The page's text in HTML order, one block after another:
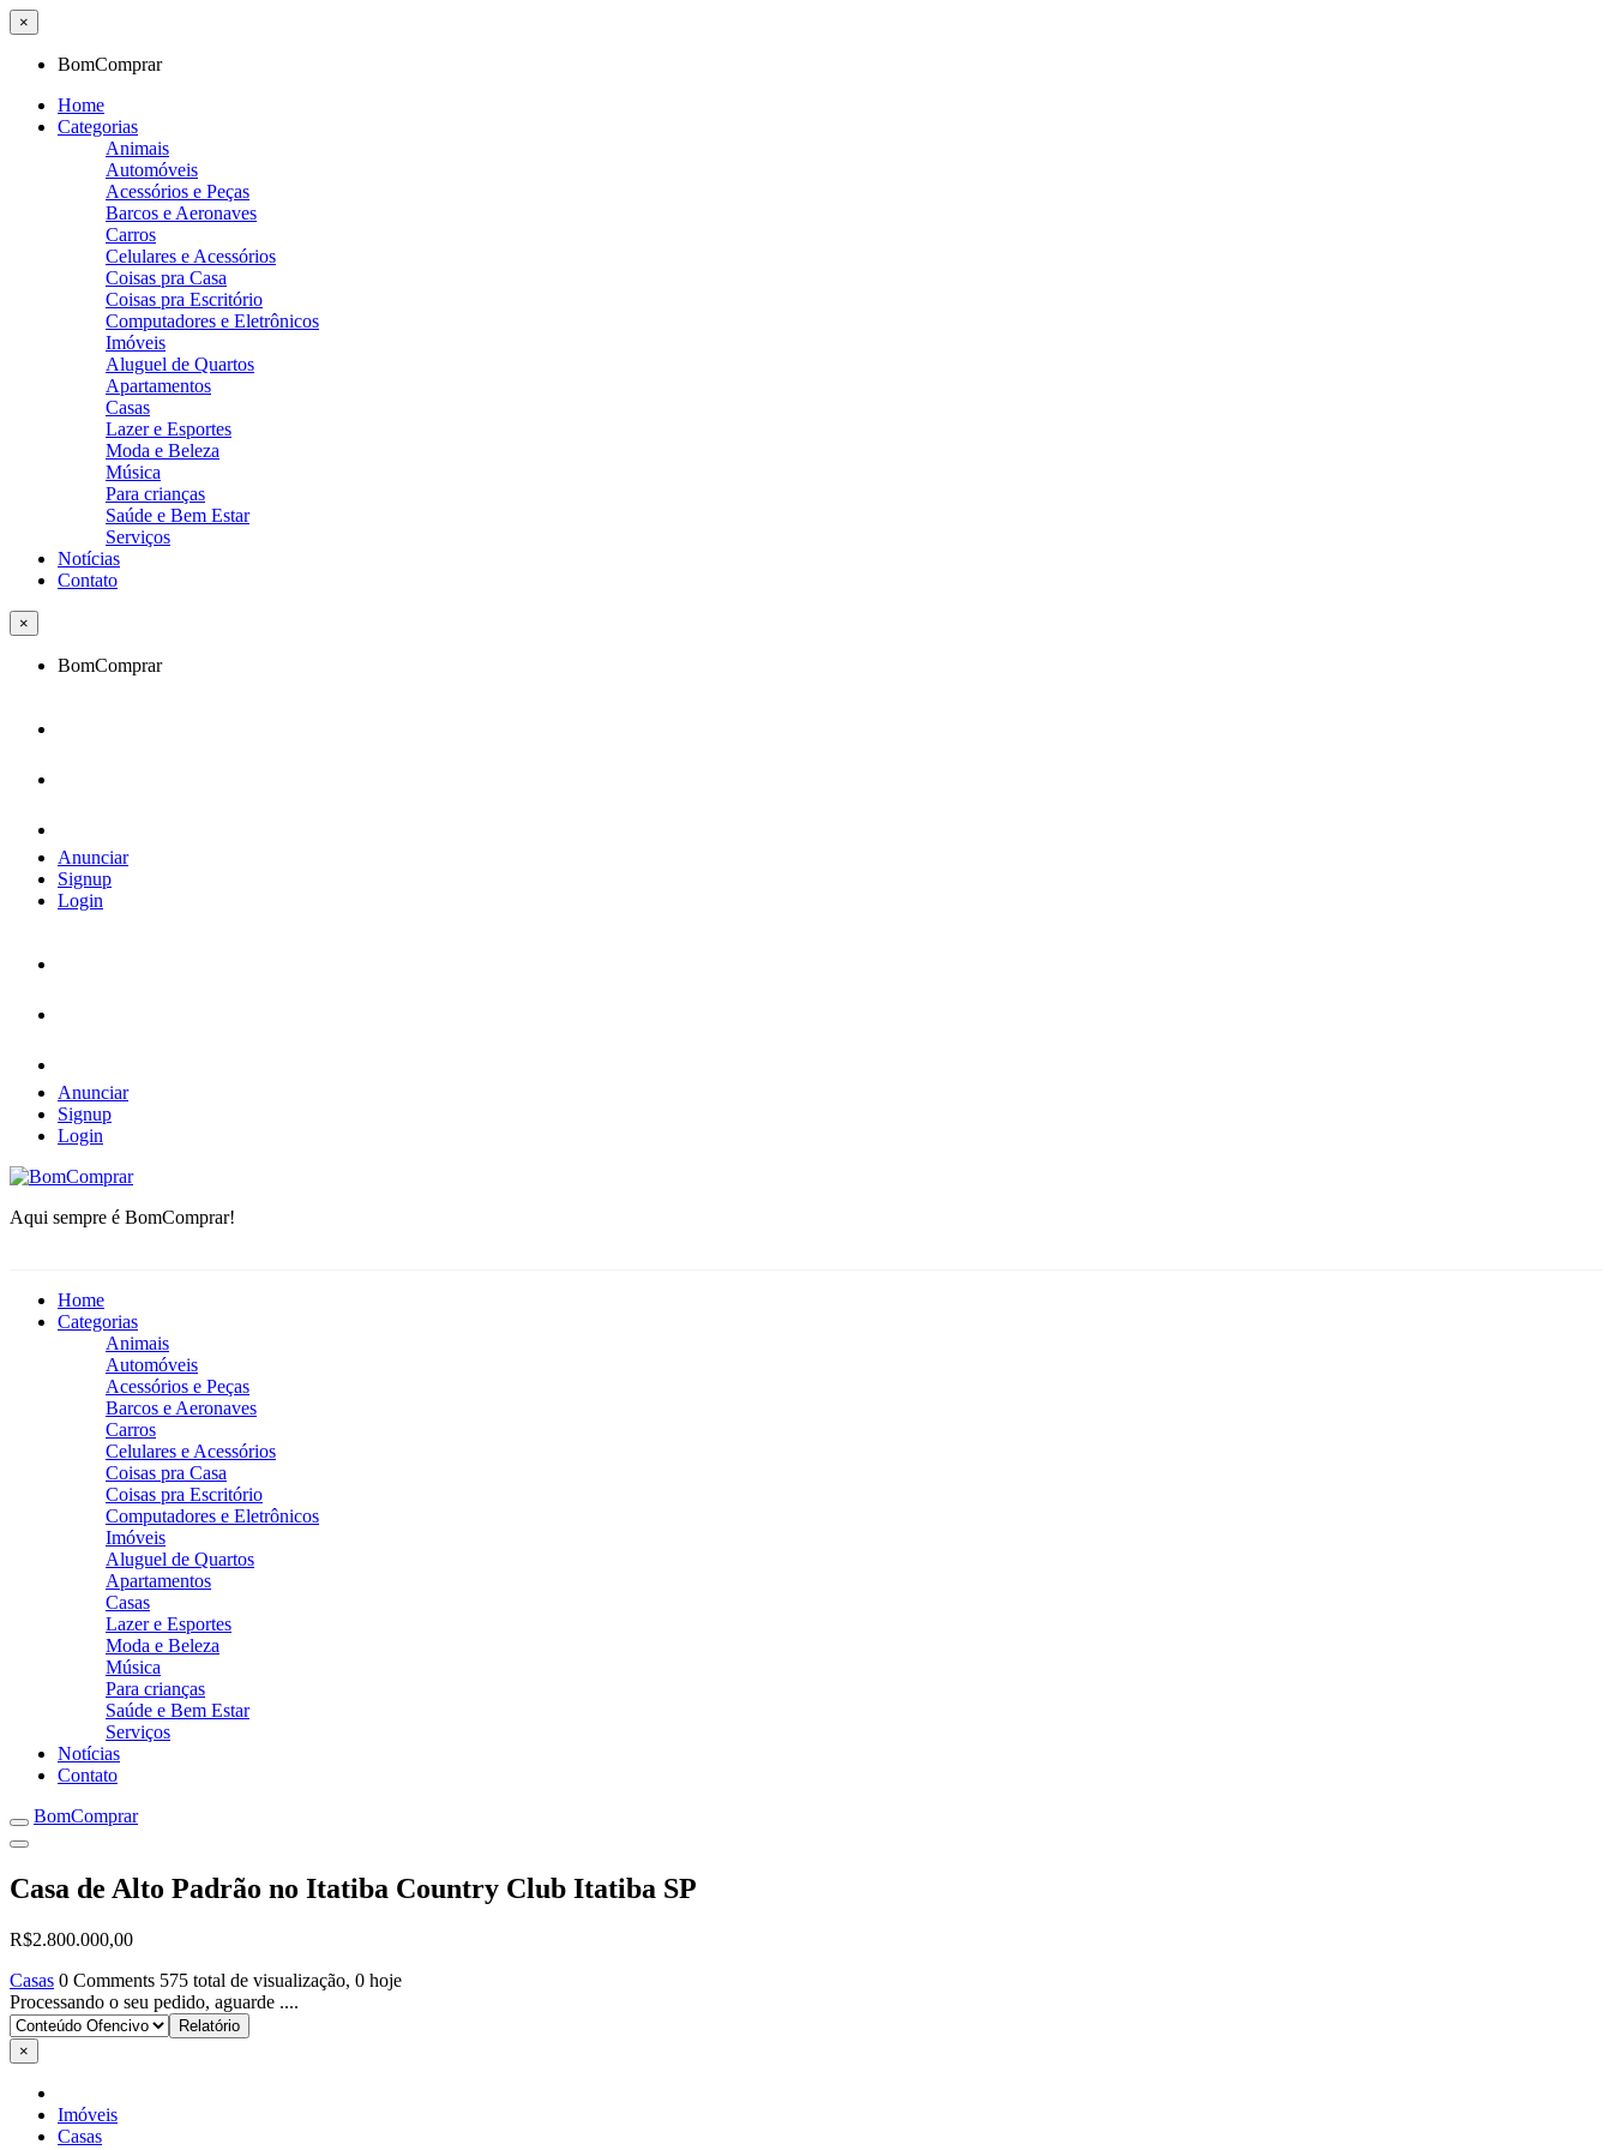
×
BomComprar
Home
Categorias
Animais
Automóveis
Acessórios e Peças
Barcos e Aeronaves
Carros
Celulares e Acessórios
Coisas pra Casa
Coisas pra Escritório
Computadores e Eletrônicos
Imóveis
Aluguel de Quartos
Apartamentos
Casas
Lazer e Esportes
Moda e Beleza
Música
Para crianças
Saúde e Bem Estar
Serviços
Notícias
Contato
×
BomComprar
Anunciar
Signup
Login
Anunciar
Signup
Login
BomComprar
Aqui sempre é BomComprar!
Home
Categorias
Animais
Automóveis
Acessórios e Peças
Barcos e Aeronaves
Carros
Celulares e Acessórios
Coisas pra Casa
Coisas pra Escritório
Computadores e Eletrônicos
Imóveis
Aluguel de Quartos
Apartamentos
Casas
Lazer e Esportes
Moda e Beleza
Música
Para crianças
Saúde e Bem Estar
Serviços
Notícias
Contato
BomComprar
Casa de Alto Padrão no Itatiba Country Club Itatiba SP
R$2.800.000,00
Casas 0 Comments 575 total de visualização, 0 hoje
Processando o seu pedido, aguarde ....
×
Imóveis
Casas